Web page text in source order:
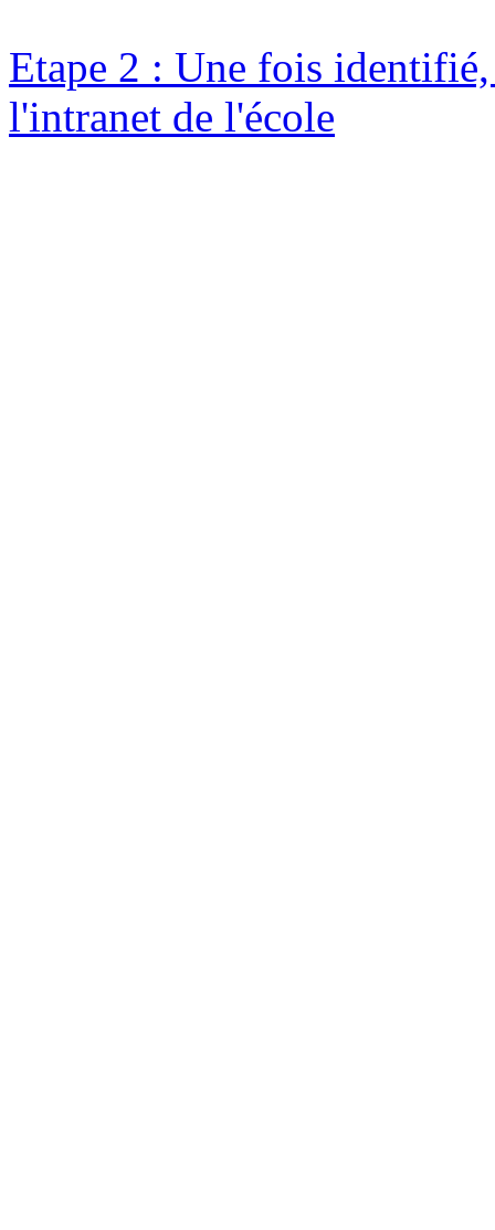
Etape 2 : Une fois
l'intranet de l'école